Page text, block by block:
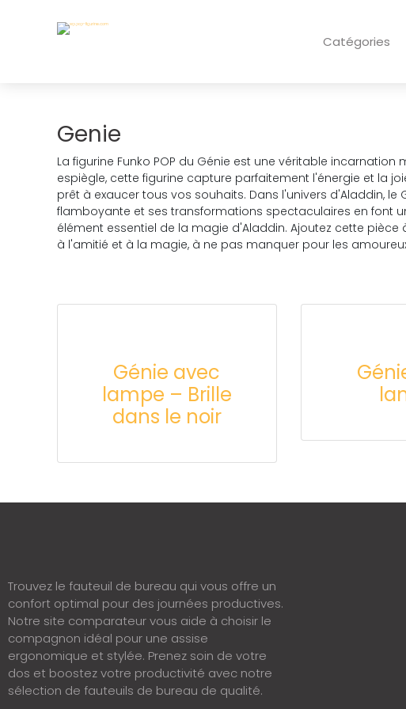
Catégories
Genie
La figurine Funko POP du Génie est une véritable
espiègle, cette figurine capture parfaitement l'énergie et la
prêt à exaucer tous vos souhaits. Dans l'univers d'Aladdin,
flamboyante et ses transformations spectaculaires en font
élément essentiel de la magie d'Aladdin. Ajoutez cette
à l'amitié et à la magie, à ne pas manquer pour les
Génie avec
lampe – Brille
dans le noir
Trouvez le fauteuil de bureau qui vous offre un
confort optimal pour des journées productives.
Notre site comparateur vous aide à choisir le
compagnon idéal pour une assise
ergonomique et stylée. Prenez soin de votre
dos et boostez votre productivité avec notre
sélection de fauteuils de bureau de qualité.